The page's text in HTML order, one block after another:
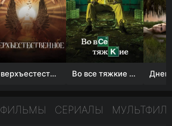
Сверхъестественное Во все тяжкие 1-5 сезон
ФИЛЬМЫ СЕРИАЛЫ